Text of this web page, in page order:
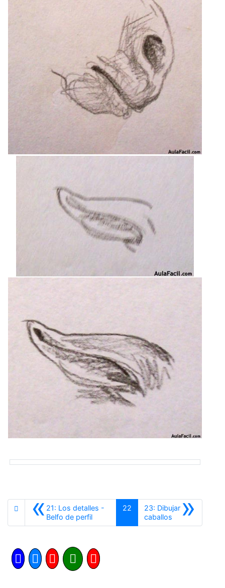
«21: Los detalles -
Belfo de perfilAnterior
22 »
23: Dibujar
caballos Siguiente